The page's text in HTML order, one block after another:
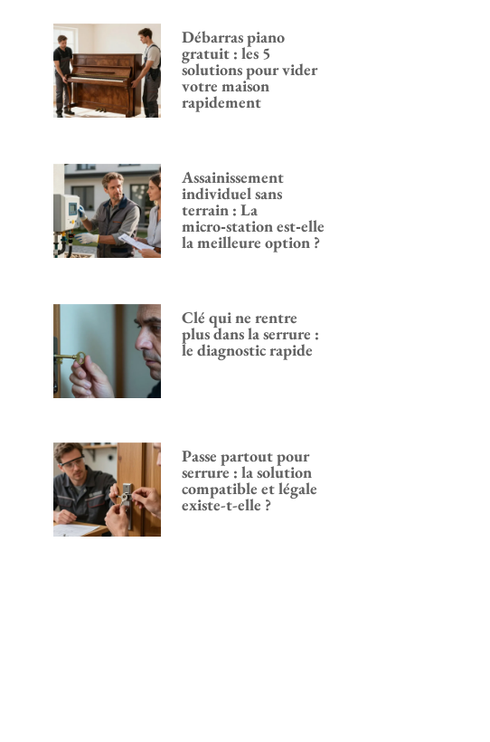
Débarras piano
gratuit : les 5
solutions pour vider
votre maison
rapidement
Assainissement
individuel sans
terrain : La
micro‑station est‑elle
la meilleure option ?
Clé qui ne rentre
plus dans la serrure :
le diagnostic rapide
Passe partout pour
serrure : la solution
compatible et légale
existe-t-elle ?